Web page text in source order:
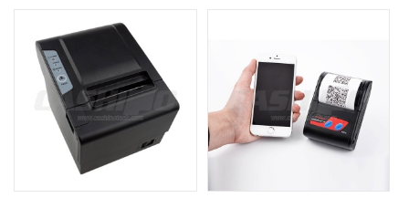
fuente de alimentación
de DC12V